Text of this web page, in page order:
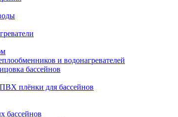
и водонагревателей
бассейнов
плёнки для бассейнов
бассейнов